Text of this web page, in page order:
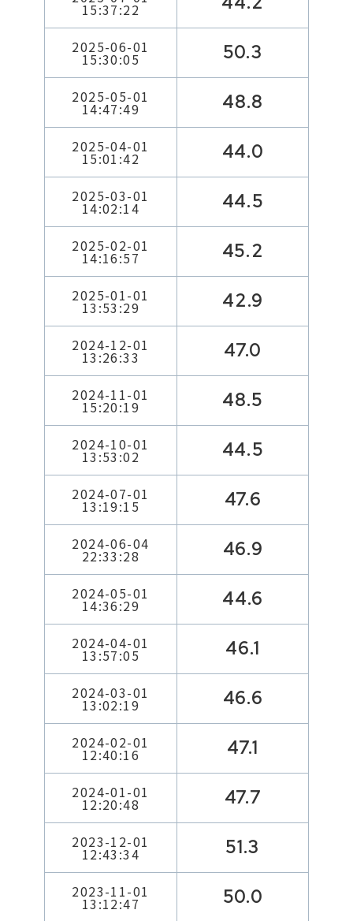
15:37:22
2025-06-01
15:30:05 50.3
2025-05-01
14:47:49 48.8
2025-04-01
15:01:42 44.0
2025-03-01
14:02:14 44.5
2025-02-01
14:16:57 45.2
2025-01-01
13:53:29 42.9
2024-12-01
13:26:33 47.0
2024-11-01
15:20:19 48.5
2024-10-01
13:53:02 44.5
2024-07-01
13:19:15 47.6
2024-06-04
22:33:28 46.9
2024-05-01
14:36:29 44.6
2024-04-01
13:57:05 46.1
2024-03-01
13:02:19 46.6
2024-02-01
12:40:16 47.1
2024-01-01
12:20:48 47.7
2023-12-01
12:43:34 51.3
2023-11-01
13:12:47 50.0